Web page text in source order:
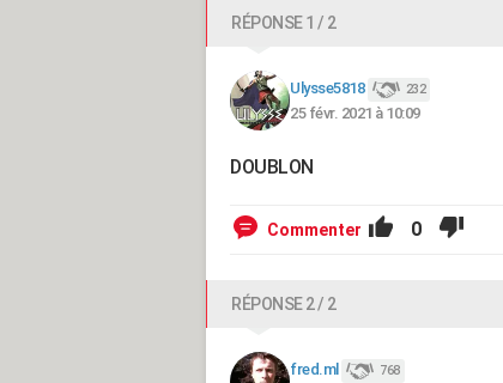
RÉPONSE 1 / 2
Ulysse5818 232
25 févr. 2021 à 10:09
DOUBLON
Commenter 0
RÉPONSE 2 / 2
fred.ml 768